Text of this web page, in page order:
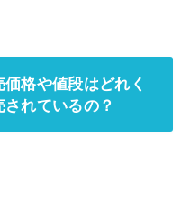
格や値段はどれく
れているの？